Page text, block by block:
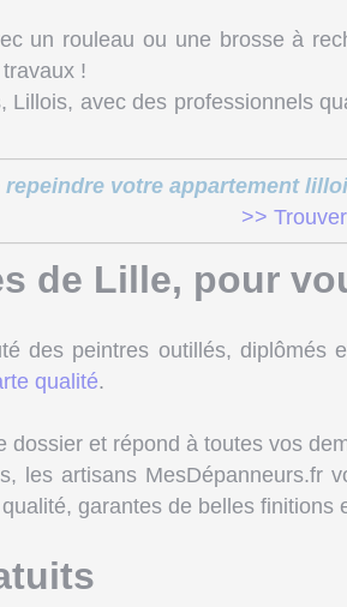
un rouleau ou une brosse à
!
avec des professionnels
repeindre votre appartement
>>
de Lille, pour
des peintres outillés, diplômés
qualité.
dossier et répond à toutes vos
les artisans
garantes de belles finitions